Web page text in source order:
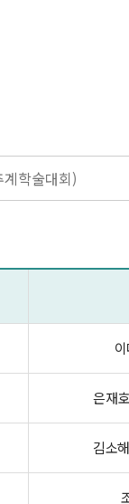
은재
김소